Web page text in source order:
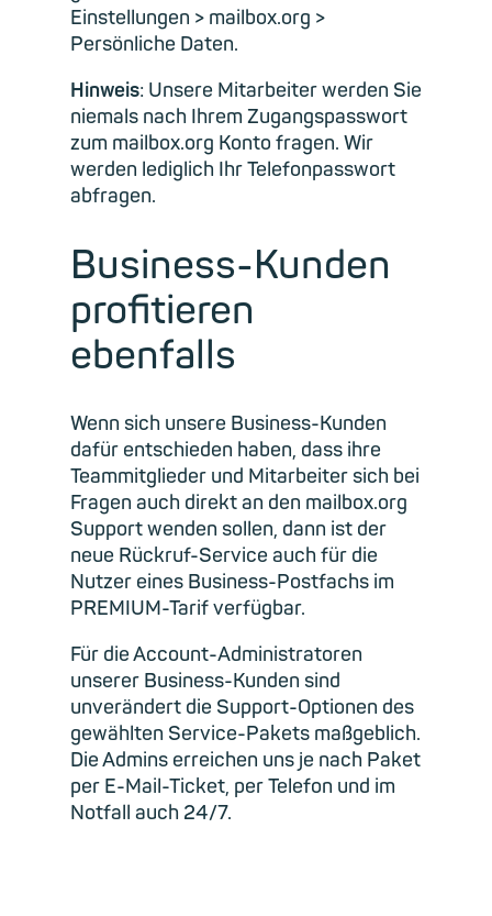
Einstellungen > mailbox.org >
Persönliche Daten.
Hinweis: Unsere Mitarbeiter werden Sie
niemals nach Ihrem Zugangspasswort
zum mailbox.org Konto fragen. Wir
werden lediglich Ihr Telefonpasswort
abfragen.
Business-Kunden
profitieren
ebenfalls
Wenn sich unsere Business-Kunden
dafür entschieden haben, dass ihre
Teammitglieder und Mitarbeiter sich bei
Fragen auch direkt an den mailbox.org
Support wenden sollen, dann ist der
neue Rückruf-Service auch für die
Nutzer eines Business-Postfachs im
PREMIUM-Tarif verfügbar.
Für die Account-Administratoren
unserer Business-Kunden sind
unverändert die Support-Optionen des
gewählten Service-Pakets maßgeblich.
Die Admins erreichen uns je nach Paket
per E-Mail-Ticket, per Telefon und im
Notfall auch 24/7.